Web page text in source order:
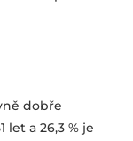
dobře
let a 26,3 % je